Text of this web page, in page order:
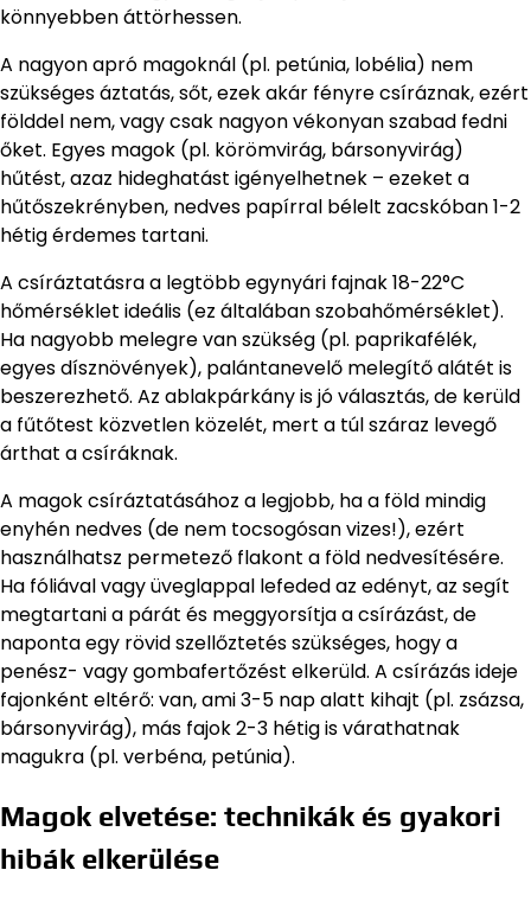
könnyebben áttörhessen.
A nagyon apró magoknál (pl. petúnia, lobélia) nem
szükséges áztatás, sőt, ezek akár fényre csíráznak, ezért
földdel nem, vagy csak nagyon vékonyan szabad fedni
őket. Egyes magok (pl. körömvirág, bársonyvirág)
hűtést, azaz hideghatást igényelhetnek – ezeket a
hűtőszekrényben, nedves papírral bélelt zacskóban 1-2
hétig érdemes tartani.
A csíráztatásra a legtöbb egynyári fajnak 18-22°C
hőmérséklet ideális (ez általában szobahőmérséklet).
Ha nagyobb melegre van szükség (pl. paprikafélék,
egyes dísznövények), palántanevelő melegítő alátét is
beszerezhető. Az ablakpárkány is jó választás, de kerüld
a fűtőtest közvetlen közelét, mert a túl száraz levegő
árthat a csíráknak.
A magok csíráztatásához a legjobb, ha a föld mindig
enyhén nedves (de nem tocsogósan vizes!), ezért
használhatsz permetező flakont a föld nedvesítésére.
Ha fóliával vagy üveglappal lefeded az edényt, az segít
megtartani a párát és meggyorsítja a csírázást, de
naponta egy rövid szellőztetés szükséges, hogy a
penész- vagy gombafertőzést elkerüld. A csírázás ideje
fajonként eltérő: van, ami 3-5 nap alatt kihajt (pl. zsázsa,
bársonyvirág), más fajok 2-3 hétig is várathatnak
magukra (pl. verbéna, petúnia).
Magok elvetése: technikák és gyakori
hibák elkerülése